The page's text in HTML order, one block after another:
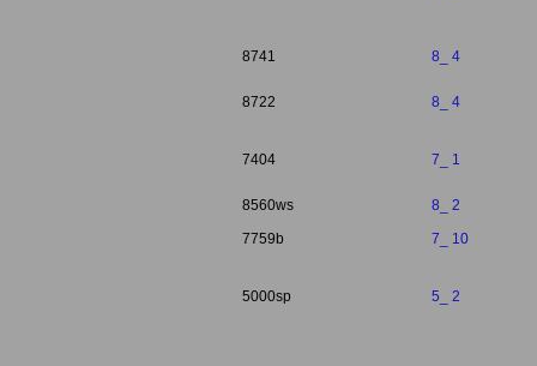
8741 8_ 4
8722 8_ 4
7404 7_ 1
8560ws
8_ 2
7759b
7_ 10
5000sp 5_ 2